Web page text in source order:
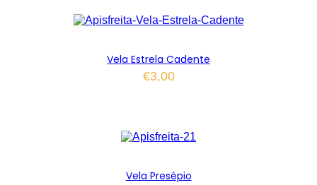
Vela Estrela Cadente
€3,00
Vela Presépio